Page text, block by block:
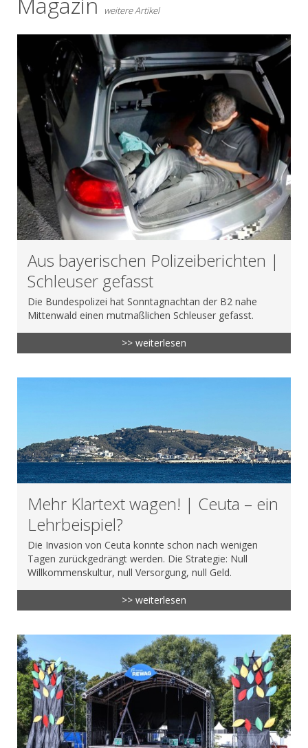
weitere Artikel
Aus bayerischen Polizeiberichten |
Schleuser gefasst
Die Bundespolizei hat Sonntagnachtan der B2 nahe
Mittenwald einen mutmaßlichen Schleuser gefasst.
>> weiterlesen
Mehr Klartext wagen! | Ceuta – ein
Lehrbeispiel?
Die Invasion von Ceuta konnte schon nach wenigen
Tagen zurückgedrängt werden. Die Strategie: Null
Willkommenskultur, null Versorgung, null Geld.
>> weiterlesen